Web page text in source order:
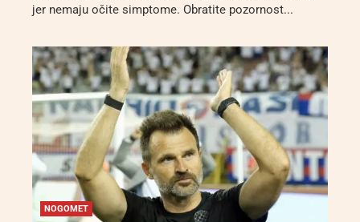
jer nemaju očite simptome. Obratite pozornost...
NOGOMET